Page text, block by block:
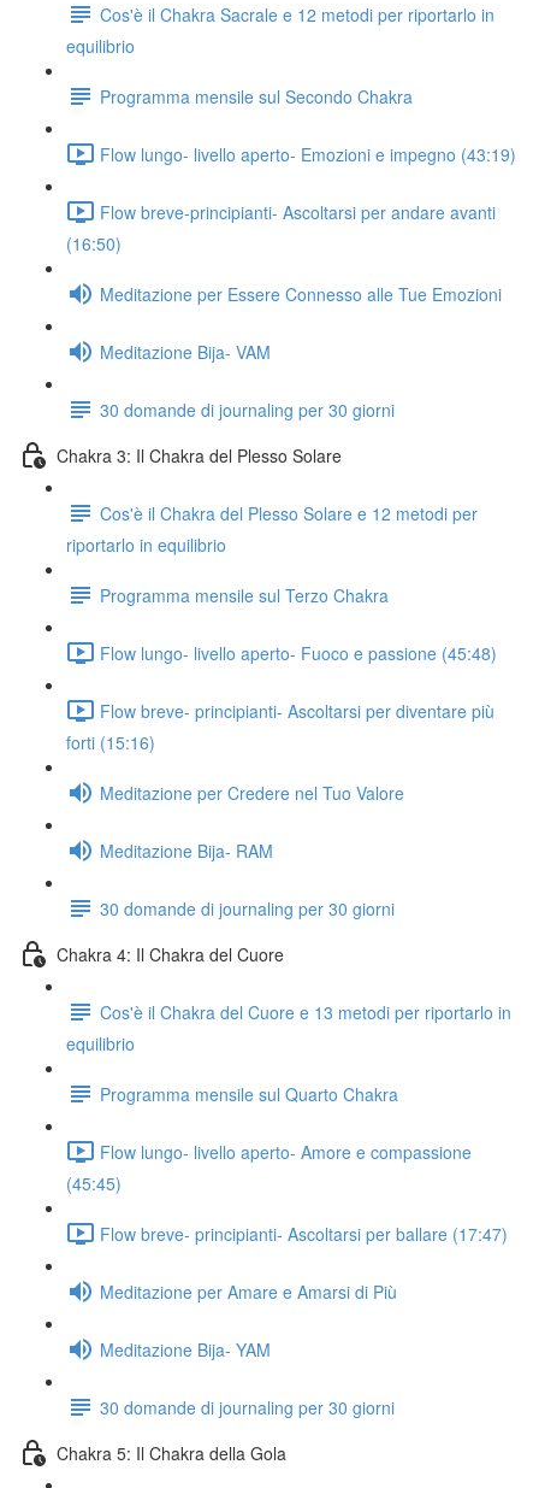
Cos'è il Chakra Sacrale e 12 metodi per riportarlo in
equilibrio
Programma mensile sul Secondo Chakra
Flow lungo- livello aperto- Emozioni e impegno (43:19)
Flow breve-principianti- Ascoltarsi per andare avanti
(16:50)
Meditazione per Essere Connesso alle Tue Emozioni
Meditazione Bija- VAM
30 domande di journaling per 30 giorni
Chakra 3: Il Chakra del Plesso Solare
Cos'è il Chakra del Plesso Solare e 12 metodi per
riportarlo in equilibrio
Programma mensile sul Terzo Chakra
Flow lungo- livello aperto- Fuoco e passione (45:48)
Flow breve- principianti- Ascoltarsi per diventare più
forti (15:16)
Meditazione per Credere nel Tuo Valore
Meditazione Bija- RAM
30 domande di journaling per 30 giorni
Chakra 4: Il Chakra del Cuore
Cos'è il Chakra del Cuore e 13 metodi per riportarlo in
equilibrio
Programma mensile sul Quarto Chakra
Flow lungo- livello aperto- Amore e compassione
(45:45)
Flow breve- principianti- Ascoltarsi per ballare (17:47)
Meditazione per Amare e Amarsi di Più
Meditazione Bija- YAM
30 domande di journaling per 30 giorni
Chakra 5: Il Chakra della Gola